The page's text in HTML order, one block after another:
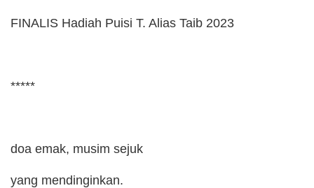
FINALIS Hadiah Puisi T. Alias Taib 2023
*****
doa emak, musim sejuk
yang mendinginkan.